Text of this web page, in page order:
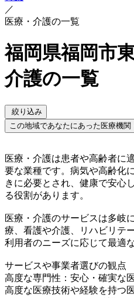
／
医療・介護の一覧
福岡県福岡市
介護の一覧
絞り込み
この地域であなたにあった医療機
医療・介護は患者や高齢者に
要な業種です。病気や高齢化
きに必要とされ、健康で安心
る役割があります。
医療・介護のサービスは多岐
療、看護や介護、リハビリテ
利用者のニーズに応じて最適
サービスや事業者選びの観点
高度な専門性：安心・確実な
高度な医療技術や経験を持つ